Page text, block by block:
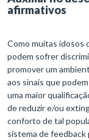
afirmativos
Como muitas idosos
podem sofrer
promover um
aos sinais que
uma maior
de reduzir e/ou
conforto de tal
sistema de feedback